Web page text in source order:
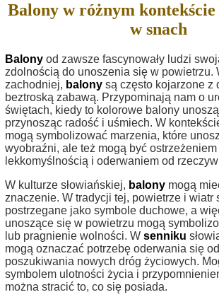
Balony w różnym
w snach
Balony od zawsze fascynowały ludzi
zdolnością do unoszenia się w powietrzu.
zachodniej, balony są często kojarzone z
beztroską zabawą. Przypominają nam o
świętach, kiedy to kolorowe balony
przynosząc radość i uśmiech. W
mogą symbolizować marzenia, które
wyobraźni, ale też mogą być
lekkomyślnością i oderwaniem od
W kulturze słowiańskiej, balony mogą
znaczenie. W tradycji tej, powietrze i wiatr
postrzegane jako symbole duchowe, a
unoszące się w powietrzu mogą
lub pragnienie wolności. W senniku
mogą oznaczać potrzebę oderwania się
poszukiwania nowych dróg życiowych.
symbolem ulotności życia i
można stracić to, co się posiada.